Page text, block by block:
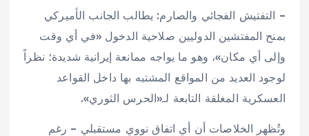
– التفتيش الفجائي والصارم: يطالب الجانب الأميركي
بمنح المفتشين الدوليين صلاحية الدخول «في أي وقت
وإلى أي مكان»، وهو ما يواجه ممانعة إيرانية شديدة؛ نظراً
لوجود العديد من المواقع المشتبه بها داخل القواعد
العسكرية المغلقة التابعة لـ«الحرس الثوري».
وتُظهر الخلاصات أن أي اتفاق نووي مستقبلي – رغم